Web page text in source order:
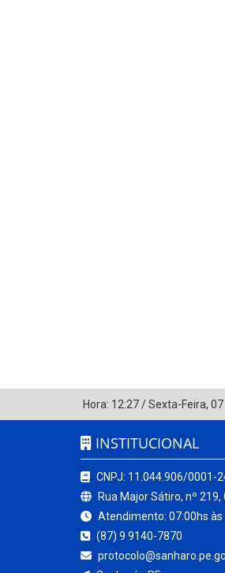
Hora: 12:27/Sexta-Feira,
INSTITUCIONAL
CNPJ: 11.044.906/0001-
Rua Major Sátiro, nº
Atendimento: 07:00hs às
(87) 9 9140-7870